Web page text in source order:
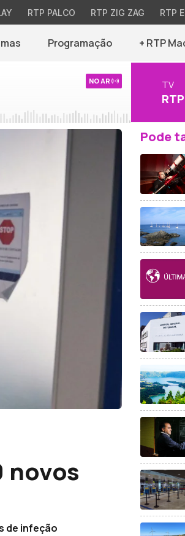
RTP PALCO RTP ZIG ZAG RTP
Programação + RTP
NO AR TV
novos
de infeção
Pode